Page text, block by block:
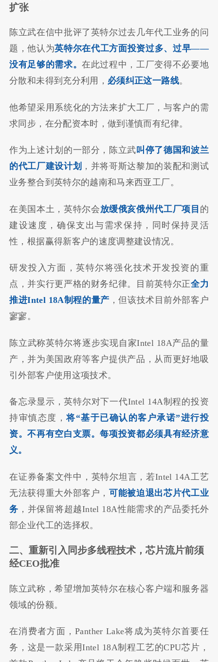
扩张
陈立武在信中批评了英特尔过去几年代工业务的问
题，他认为英特尔在代工方面投资过多、过早——
没有足够的需求。在此过程中，工厂变得不必要地
分散和未得到充分利用， 必须纠正这一路线。
他希望采用系统化的方法来扩大工厂，与客户的需
求同步，在分配资本时，做到谨慎而有纪律。
作为上述计划的一部分，陈立武叫停了德国和波兰
的代工厂建设计划 ，并将哥斯达黎加的装配和测试
业务整合到英特尔的越南和马来西亚工厂。
在美国本土，英特尔会放缓俄亥俄州代工厂项目 的
建设速度，确保支出与需求保持，同时保持灵活
性，根据赢得新客户的速度调整建设情况。
研发投入方面，英特尔将强化技术开发投资的重
点，并实行更严格的财务纪律。目前英特尔正全力
推进Intel 18A制程的量产 ，但该技术目前外部客户
寥寥。
陈立武称英特尔将逐步实现自家Intel 18A产品的量
产，并为美国政府等客户提供产品，从而更好地吸
引外部客户使用这项技术。
备忘录显示，英特尔对下一代Intel 14A制程的投资
持审慎态度，将“基于已确认的客户承诺”进行投
资。不再有空白支票。每项投资都必须具有经济意
义。
在证券备案文件中，英特尔坦言，若Intel 14A工艺
无法获得重大外部客户，可能被迫退出芯片代工业
务 ，并保留将超越Intel 18A性能需求的产品委托外
部企业代工的选择权。
二、重新引入同步多线程技术，芯片流片前须
经CEO批准
陈立武称，希望增加英特尔在核心客户端和服务器
领域的份额。
在消费者方面，Panther Lake将成为英特尔首要任
务，这是一款采用Intel 18A制程工艺的CPU芯片，